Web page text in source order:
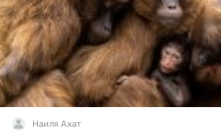
Наиля Ахат